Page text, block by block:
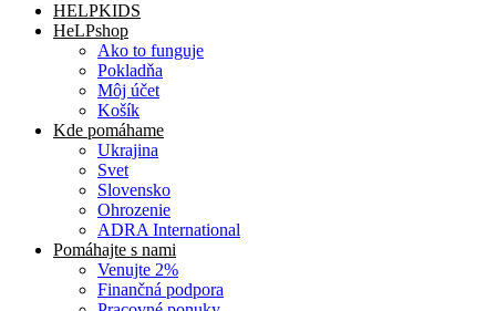
HELPKIDS
HeLPshop
Ako to funguje
Pokladňa
Môj účet
Košík
Kde pomáhame
Ukrajina
Svet
Slovensko
Ohrozenie
ADRA International
Pomáhajte s nami
Venujte 2%
Finančná podpora